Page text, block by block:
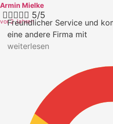
Armin Mielke
vor 2 Jahren
 5/5
Freundlicher Service und
eine andere Firma mit
weiterlesen